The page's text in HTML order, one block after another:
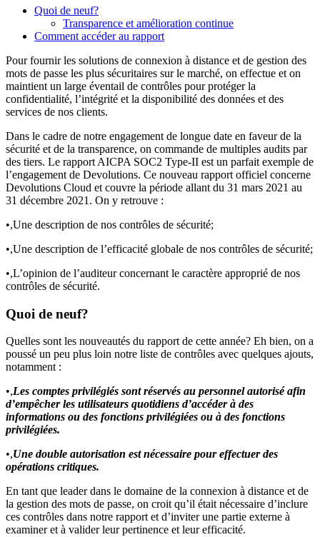
Quoi de neuf?
Transparence et amélioration continue
Comment accéder au rapport
Pour fournir les solutions de connexion à distance et de gestion des
mots de passe les plus sécuritaires sur le marché, on effectue et on
maintient un large éventail de contrôles pour protéger la
confidentialité, l’intégrité et la disponibilité des données et des
services de nos clients.
Dans le cadre de notre engagement de longue date en faveur de la
sécurité et de la transparence, on commande de multiples audits par
des tiers. Le rapport AICPA SOC2 Type-II est un parfait exemple de
l’engagement de Devolutions. Ce nouveau rapport officiel concerne
Devolutions Cloud et couvre la période allant du 31 mars 2021 au
31 décembre 2021. On y retrouve :
•,Une description de nos contrôles de sécurité;
•,Une description de l’efficacité globale de nos contrôles de sécurité;
•,L’opinion de l’auditeur concernant le caractère approprié de nos
contrôles de sécurité.
Quoi de neuf?
Quelles sont les nouveautés du rapport de cette année? Eh bien, on a
poussé un peu plus loin notre liste de contrôles avec quelques ajouts,
notamment :
•,Les comptes privilégiés sont réservés au personnel autorisé afin
d’empêcher les utilisateurs quotidiens d’accéder à des
informations ou des fonctions privilégiées ou à des fonctions
privilégiées.
•,Une double autorisation est nécessaire pour effectuer des
opérations critiques.
En tant que leader dans le domaine de la connexion à distance et de
la gestion des mots de passe, on croit qu’il était nécessaire d’inclure
ces contrôles dans notre rapport et d’inviter une partie externe à
examiner et à valider leur pertinence et leur efficacité.